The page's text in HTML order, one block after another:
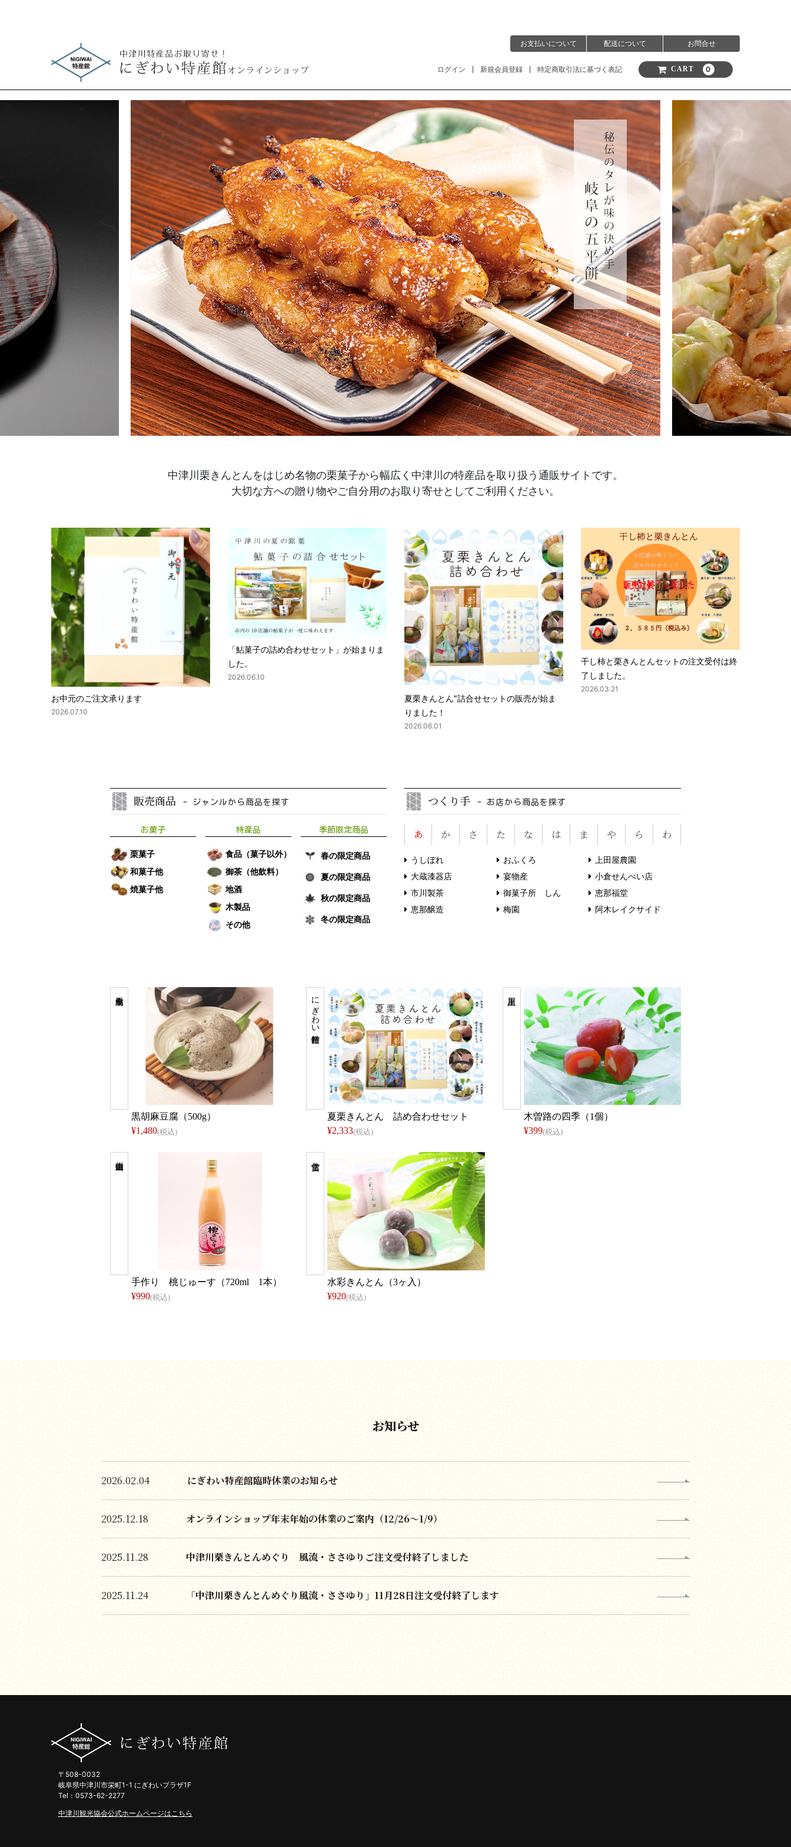
お支払いについて 配送について お問合せ
ログイン 新規会員登録 特定商取引法に基づく表記 CART 0
中津川栗きんとんをはじめ名物の栗菓子から幅広く中津川の特産品を取り扱う 通販サイトです。
大切な方への贈り物やご自分用のお取り寄せとしてご利用ください。
お中元のご注文承ります
2026.07.10
「鮎菓子の詰め合わせセット」が始まりま
した。
2026.06.10
夏栗きんとん”詰合せセットの販売が始ま
りました！
2026.06.01
干し柿と栗きんとんセットの注文受付は終
了しました。
2026.03.21
販売商品 - ジャンルから商品を探す
お菓子
栗菓子
和菓子他
焼菓子他
特産品
食品（菓子以外）
御茶（他飲料）
地酒
木製品
その他
季節限定商品
春の限定商品
夏の限定商品
秋の限定商品
冬の限定商品
つくり手 - お店から商品を探す
あ か さ た な は ま や ら わ
うしぼれ おふくろ
上田屋農園
大蔵漆器店
宴物産
小倉せんべい店
市川製茶
御菓子所 しん
恵那福堂
恵那醸造
梅園 阿木レイクサイド
黒胡麻豆腐（500g）
¥1,480(税込)
にぎわい特産館
夏栗きんとん 詰め合わせセット
¥2,333(税込)
木曽路の四季（1個）
¥399(税込)
手作り 桃じゅーす（720ml 1本）
¥990(税込)
水彩きんとん（3ヶ入）
¥920(税込)
お知らせ
2026.02.04 にぎわい特産館臨時休業のお知らせ
2025.12.18 オンラインショップ年末年始の休業のご案内（12/26～1/9）
2025.11.28 中津川栗きんとんめぐり 風流・ささゆりご注文受付終了しました
2025.11.24 「中津川栗きんとんめぐり風流・ささゆり」11月28日注文受付終了します
〒508-0032
岐阜県中津川市栄町1-1 にぎわいプラザ1F
Tel：0573-62-2277
中津川観光協会公式ホームページはこちら